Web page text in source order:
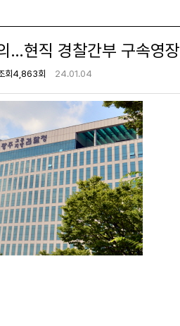
…현직 경찰간부 구속영장
회 4,863회 24.01.04